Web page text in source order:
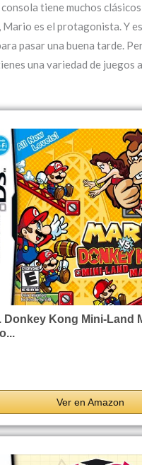
tiene muchos
es el protagonista. Y
pasar una buena tarde.
una variedad de juegos
Donkey Kong Mini-Land
Ver en Amazon